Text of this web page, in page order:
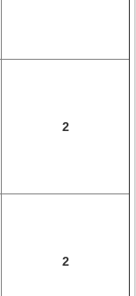
2
2